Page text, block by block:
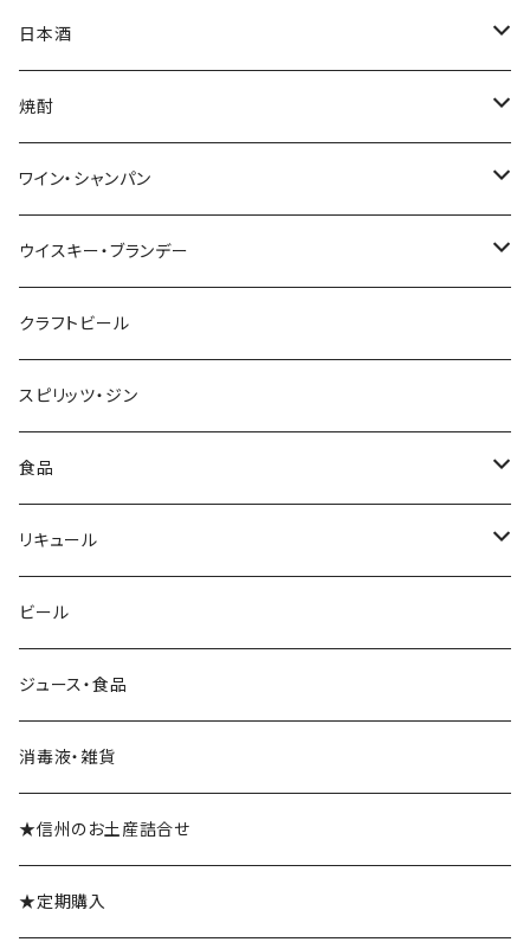
日本酒
720ml
1800ml（一升瓶）
季節限定商品
本格生酒 岳龍
焼酎
1800ml
720ml
ワイン・シャンパン
NAGANOワイン
赤
白
輸入ワイン
赤
白
シャンパン
シャンパン
光るボトル★シャンパン
ウイスキー・ブランデー
マルスウイスキー・国産ウイスキー
輸入ウイスキー
ブランデー
クラフトビール
スピリッツ・ジン
食品
食品
リキュール
リキュール
梅酒
ビール
ジュース・食品
消毒液・雑貨
★信州のお土産詰合せ
★定期購入